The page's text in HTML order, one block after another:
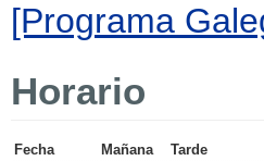
[Programa
Horario
Fecha Mañana
Tarde